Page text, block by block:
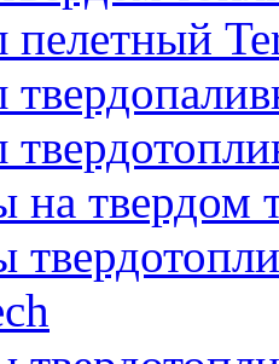
пелетный
на твердом